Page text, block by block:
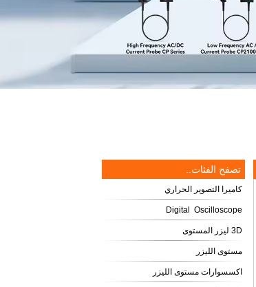
تصفح الفئات..
كاميرا التصوير الحراري
Digital Oscilloscope
3D ليزر المستوى
مستوى الليزر
اكسسوارات مستوى الليزر